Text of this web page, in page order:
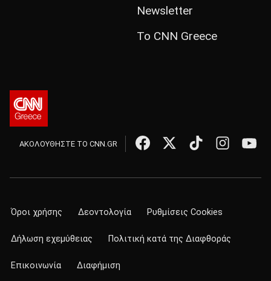
Newsletter
Το CNN Greece
ΑΚΟΛΟΥΘΗΣΤΕ ΤΟ CNN.GR
Όροι χρήσης Δεοντολογία Ρυθμίσεις Cookies
Δήλωση εχεμύθειας Πολιτική κατά της Διαφθοράς
Επικοινωνία Διαφήμιση